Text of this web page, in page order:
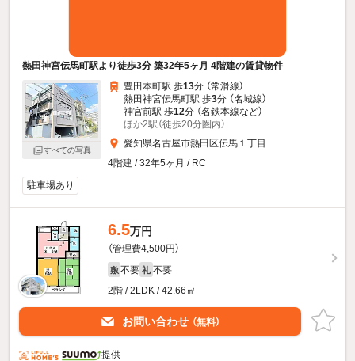
熱田神宮伝馬町駅より徒歩3分 築32年5ヶ月 4階建の賃貸物件
すべての写真
豊田本町駅 歩13分 （常滑線）
熱田神宮伝馬町駅 歩3分 （名城線）
神宮前駅 歩12分 （名鉄本線など）
ほか2駅（徒歩20分圏内）
愛知県名古屋市熱田区伝馬１丁目
4階建 / 32年5ヶ月 / RC
駐車場あり
6.5万円
（管理費4,500円）
敷 不要 礼 不要
2階 / 2LDK / 42.66㎡
お問い合わせ （無料）
提供